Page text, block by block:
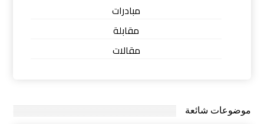
مبادرات
مقابلة
مقالات
موضوعات شائعة